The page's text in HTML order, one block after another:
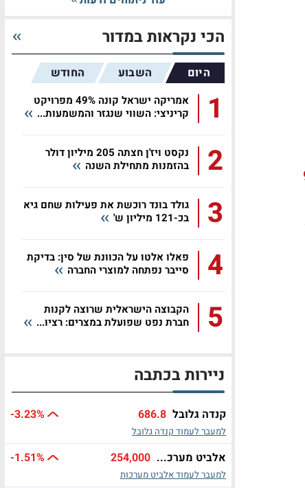
הכי נקראות במדור
היום השבוע החודש
1
אמריקה ישראל קונה 49% מפרויקט
קריניצי: השווי שנגזר והמשמעות...
2
נקסט ויז'ן חצתה 205 מיליון דולר
בהזמנות מתחילת השנה
3
גולד בונד רוכשת את פעילות שחם גיא
בכ-121 מיליון ש'
4
פאלו אלטו על הכוונת של סין: בדיקת
סייבר נפתחה למוצרי החברה
5
הקבוצה הישראלית שרוצה לקנות
חברת נפט שפועלת במצרים: רציו...
ניירות בכתבה
קנדה גלובל 686.8
-3.23%
למעבר לעמוד קנדה גלובל
אלביט מערכ... 254,000
-1.51%
למעבר לעמוד אלביט מערכות